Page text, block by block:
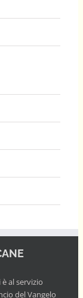
al servizio
del Vangelo